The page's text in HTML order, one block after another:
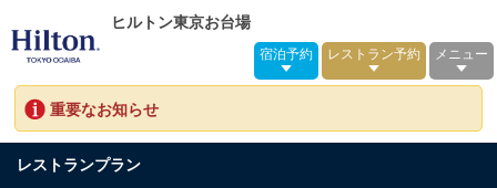
ヒルトン東京お台場
宿泊予約 レストラン予約 メニュー
重要なお知らせ
レストランプラン